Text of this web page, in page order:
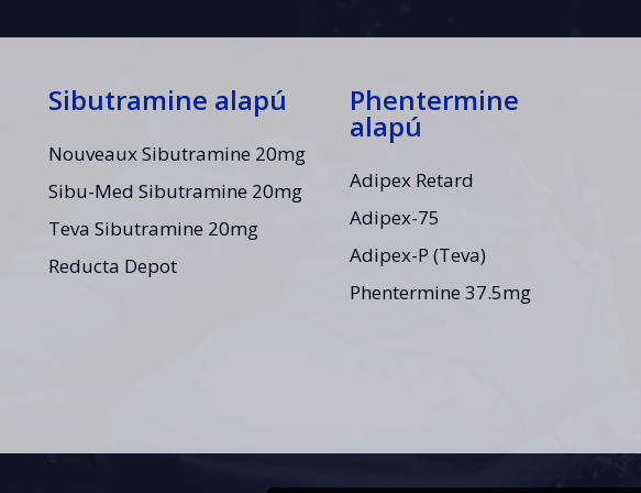
Sibutramine alapú
Nouveaux Sibutramine 20mg
Sibu-Med Sibutramine 20mg
Teva Sibutramine 20mg
Reducta Depot
Phentermine
alapú
Adipex Retard
Adipex-75
Adipex-P (Teva)
Phentermine 37.5mg